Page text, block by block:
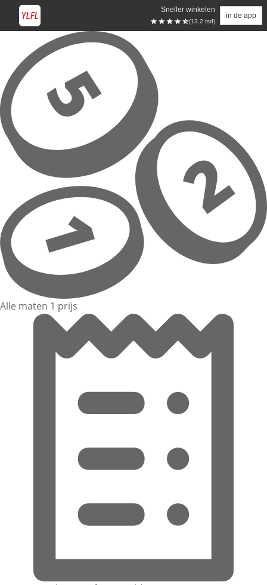
Sneller winkelen
(13.2 tsd)
in de app
Overslaan naar hoofdinhoud
Alle maten 1 prijs